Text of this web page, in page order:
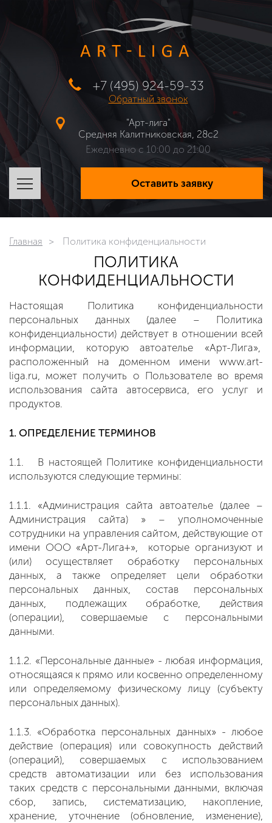
+7 (495) 924-59-33
Обратный звонок
"Арт-лига"
Средняя Калитниковская, 28с2
Ежедневно с 10:00 до 21:00
Оставить заявку
Главная Политика конфиденциальности
ПОЛИТИКА
КОНФИДЕНЦИАЛЬНОСТИ
Настоящая Политика конфиденциальности
персональных данных (далее – Политика
конфиденциальности) действует в отношении всей
информации, которую автоателье «Арт-Лига»,
расположенный на доменном имени www.art-
liga.ru, может получить о Пользователе во время
использования сайта автосервиса, его услуг и
продуктов.
1. ОПРЕДЕЛЕНИЕ ТЕРМИНОВ
1.1. В настоящей Политике конфиденциальности
используются следующие термины:
1.1.1. «Администрация сайта автоателье (далее –
Администрация сайта) » – уполномоченные
сотрудники на управления сайтом, действующие от
имени ООО «Арт-Лига+», которые организуют и
(или) осуществляет обработку персональных
данных, а также определяет цели обработки
персональных данных, состав персональных
данных, подлежащих обработке, действия
(операции), совершаемые с персональными
данными.
1.1.2. «Персональные данные» - любая информация,
относящаяся к прямо или косвенно определенному
или определяемому физическому лицу (субъекту
персональных данных).
1.1.3. «Обработка персональных данных» - любое
действие (операция) или совокупность действий
(операций), совершаемых с использованием
средств автоматизации или без использования
таких средств с персональными данными, включая
сбор, запись, систематизацию, накопление,
хранение, уточнение (обновление, изменение),